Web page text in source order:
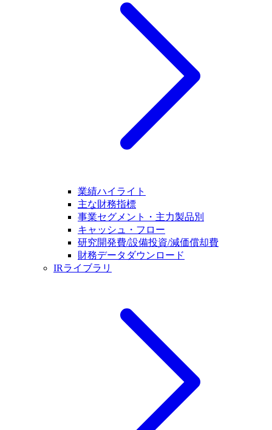
業績ハイライト
主な財務指標
事業セグメント・主力製品別
キャッシュ・フロー
研究開発費/設備投資/減価償却費
財務データダウンロード
IRライブラリ